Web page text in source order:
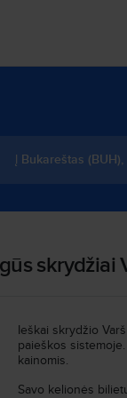
Į Bukareštas (BUH),
skrydžiai
Ieškai skrydžio
paieškos
kainomis.
Savo kelionės